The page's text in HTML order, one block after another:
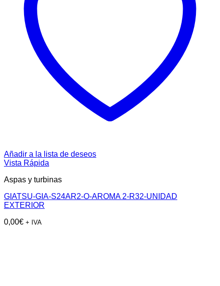
Añadir a la lista de deseos
Vista Rápida
Aspas y turbinas
GIATSU-GIA-S24AR2-O-AROMA 2-R32-UNIDAD
EXTERIOR
0,00€ + IVA